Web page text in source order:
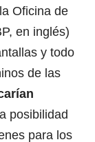
Oficina de
en inglés)
y todo
de las
posibilidad
para los